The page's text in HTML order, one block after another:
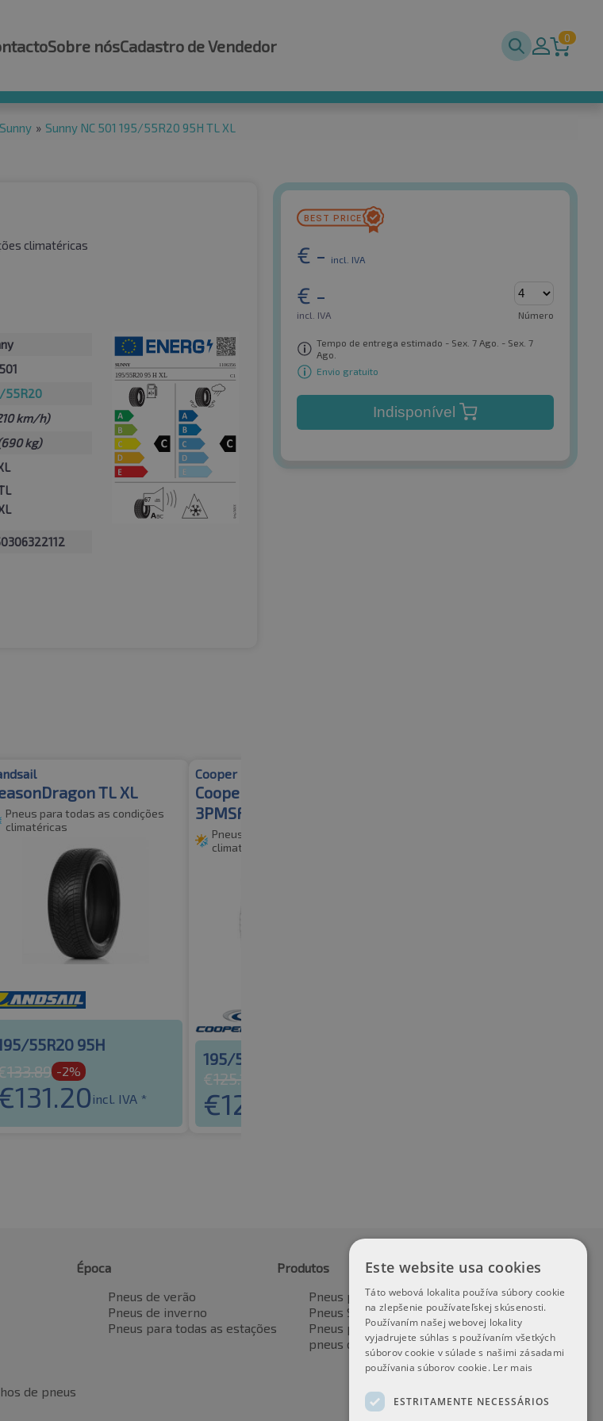
Sobre nósCadastro de Vendedor 0
Sunny » Sunny NC 501 195/55R20 95H TL XL
climatéricas
55R20
km/h)
kg)
€ - incl. IVA
€ -
incl. IVA Número
Tempo de entrega estimado - Sex. 7 Ago. - Sex. 7
Ago.
Envio gratuito
Indisponível
TL XL
Pneus para todas as condições
climatéricas
55R20 95H
133.89 -2%
131.20 incl. IVA *
Cooper
Cooper All Season XL
3PMSF M+S
Pneus para todas as condições
climatéricas
195/55R20 95H
€125.19
€122.69
de pneus
Época
Pneus de verão
Pneus de inverno
Pneus para todas as estações
Produtos
Pneus para automóveis
Pneus SUV / 4x4
Pneus para veículos de transporte
pneus de motocicleta
Este website usa cookies
Táto webová lokalita používa súbory cookie
na zlepšenie používateľskej skúsenosti.
Používaním našej webovej lokality
vyjadrujete súhlas s používaním všetkých
súborov cookie v súlade s našimi zásadami
používania súborov cookie. Ler mais
ESTRITAMENTE NECESSÁRIOS